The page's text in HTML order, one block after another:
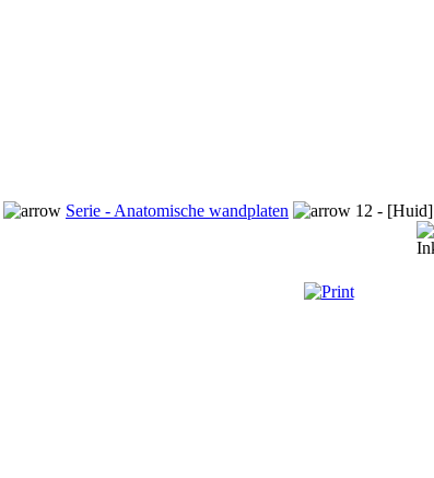
Serie - Anatomische wandplaten 12 - [Huid]